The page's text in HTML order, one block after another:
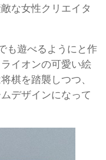
な女性クリエイタ
も遊べるようにと作
イオンの可愛い絵
棋を踏襲しつつ、
デザインになって